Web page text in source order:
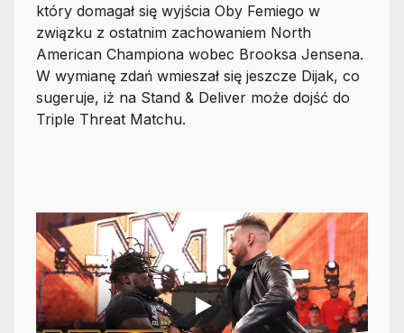
który domagał się wyjścia Oby Femiego w
związku z ostatnim zachowaniem North
American Championa wobec Brooksa Jensena.
W wymianę zdań wmieszał się jeszcze Dijak, co
sugeruje, iż na Stand & Deliver może dojść do
Triple Threat Matchu.